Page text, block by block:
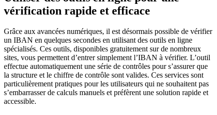
vérification rapide et efficace
Grâce aux avancées numériques, il est désormais possible de vérifier
un IBAN en quelques secondes en utilisant des outils en ligne
spécialisés. Ces outils, disponibles gratuitement sur de nombreux
sites, vous permettent d’entrer simplement l’IBAN à vérifier. L’outil
effectue automatiquement une série de contrôles pour s’assurer que
la structure et le chiffre de contrôle sont valides. Ces services sont
particulièrement pratiques pour les utilisateurs qui ne souhaitent pas
s’embarrasser de calculs manuels et préfèrent une solution rapide et
accessible.